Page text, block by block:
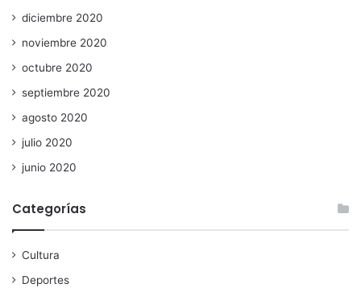
diciembre 2020
noviembre 2020
octubre 2020
septiembre 2020
agosto 2020
julio 2020
junio 2020
Categorías
Cultura
Deportes